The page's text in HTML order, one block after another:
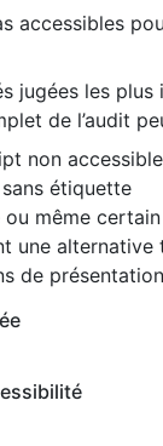
accessibles
jugées les
de l’audit
non
étiquette
même
une alternative
de